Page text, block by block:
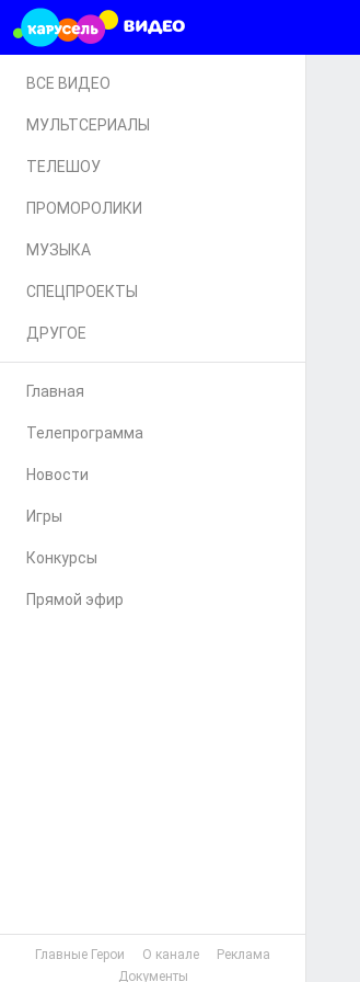
ВСЕ ВИДЕО
МУЛЬТСЕРИАЛЫ
ТЕЛЕШОУ
ПРОМОРОЛИКИ
МУЗЫКА
СПЕЦПРОЕКТЫ
ДРУГОЕ
Главная
Телепрограмма
Новости
Игры
Конкурсы
Прямой эфир
Главные Герои О канале
Реклама
Документы